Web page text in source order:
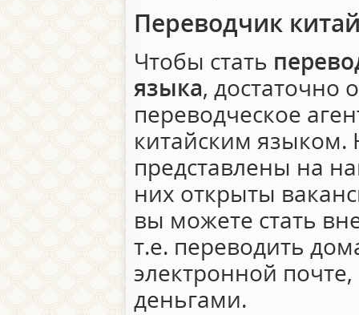
Переводчик
Чтобы стать
языка, достаточно
переводческое
китайским языком.
представлены на
них открыты
вы можете стать
т.е. переводить
электронной
деньгами.